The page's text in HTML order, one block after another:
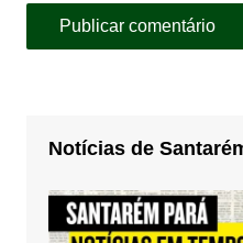
Notícias de